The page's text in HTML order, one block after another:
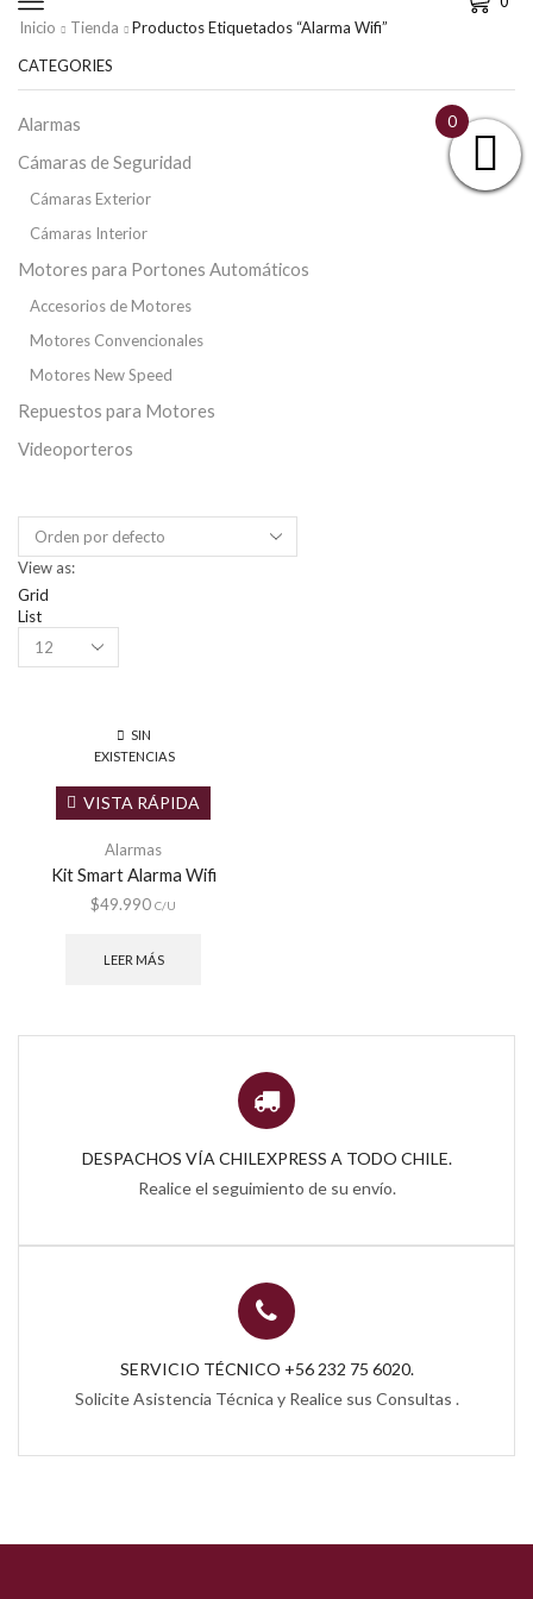
Inicio Tienda Productos Etiquetados “alarma Wifi”
View as:
Grid
List
per
SIN
EXISTENCIAS
VISTA RÁPIDA
Alarmas
Kit Smart Alarma Wifi
$49.990 C/U
LEER MÁS
DESPACHOS VÍA CHILEXPRESS A TODO CHILE.
Realice el seguimiento de su envío.
SERVICIO TÉCNICO +56 232 75 6020.
Solicite Asistencia Técnica y Realice sus Consultas .
CATEGORIES
Alarmas
Cámaras de Seguridad
Cámaras Exterior
Cámaras Interior
Motores para Portones Automáticos
Accesorios de Motores
Motores Convencionales
Motores New Speed
Repuestos para Motores
Videoporteros
0